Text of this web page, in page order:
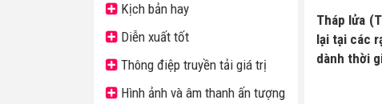
Kịch bản hay
Diễn xuất tốt
Thông điệp truyền tải giá trị
Hình ảnh và âm thanh ấn tượng
Tháp lửa
lại tại các
dành thời